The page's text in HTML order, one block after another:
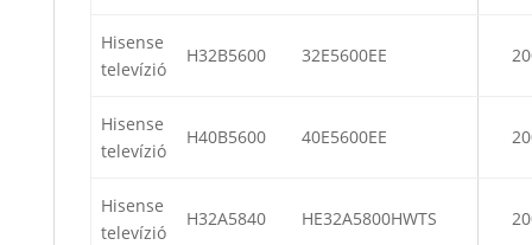
Hisense
televízió
H32B5600 32E5600EE
Hisense
televízió
H40B5600 40E5600EE
Hisense
televízió
H32A5840 HE32A5800HWTS